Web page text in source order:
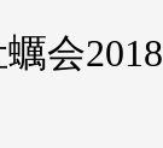
会2018